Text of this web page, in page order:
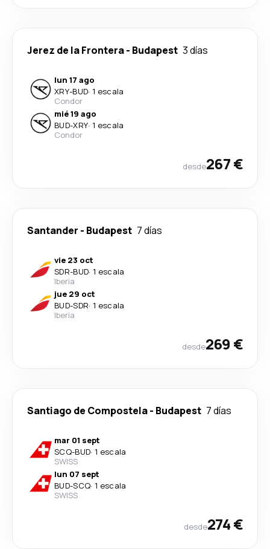
Jerez de la Frontera- Budapest 3 días
lun 17 ago
XRY-BUD· 1 escala
Condor
mié 19 ago
BUD-XRY· 1 escala
Condor
desde267 €
Santander - Budapest 7 días
vie 23 oct
SDR-BUD· 1 escala
Iberia
jue 29 oct
BUD-SDR· 1 escala
Iberia
desde269 €
Santiago de Compostela- Budapest 7 días
mar 01 sept
SCQ-BUD· 1 escala
SWISS
lun 07 sept
BUD-SCQ· 1 escala
SWISS
desde274 €